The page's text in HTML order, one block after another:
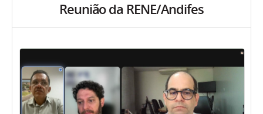
Reunião da RENE/Andifes